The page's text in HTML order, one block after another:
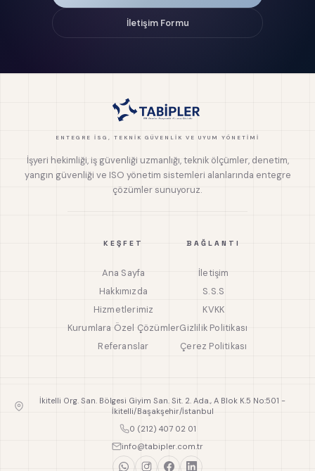
İletişim Formu
ENTEGRE İSG, TEKNIK GÜVENLIK VE UYUM YÖNETIMI
İşyeri hekimliği, iş güvenliği uzmanlığı, teknik ölçümler, denetim,
yangın güvenliği ve ISO yönetim sistemleri alanlarında entegre
çözümler sunuyoruz.
KEŞFET
Ana Sayfa
Hakkımızda
Hizmetlerimiz
Kurumlara Özel Çözümler
Referanslar
BAĞLANTI
İletişim
S.S.S
KVKK
Gizlilik Politikası
Çerez Politikası
İkitelli Org. San. Bölgesi Giyim San. Sit. 2. Ada., A Blok K.5 No:501 -
İkitelli/Başakşehir/İstanbul
0 (212) 407 02 01
info@tabipler.com.tr